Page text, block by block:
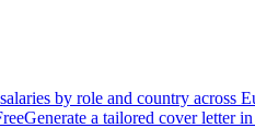
by role and country across
Generate a tailored cover letter